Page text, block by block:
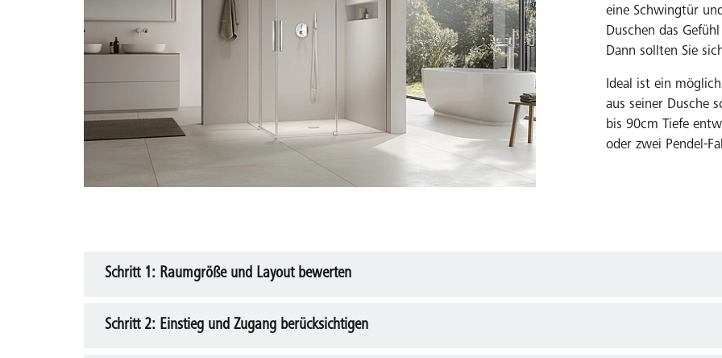
eine Schwingtür
Duschen das
Dann sollten Sie
Ideal ist ein
aus seiner Dusche
bis 90cm Tiefe
oder zwei Pendel-
Schritt 1: Raumgröße und Layout bewerten
Messen Sie die verfügbaren Maße des Badezimmers und der Duschkabine. Berücksichtigen Sie den
Schritt 2: Einstieg und Zugang berücksichtigen